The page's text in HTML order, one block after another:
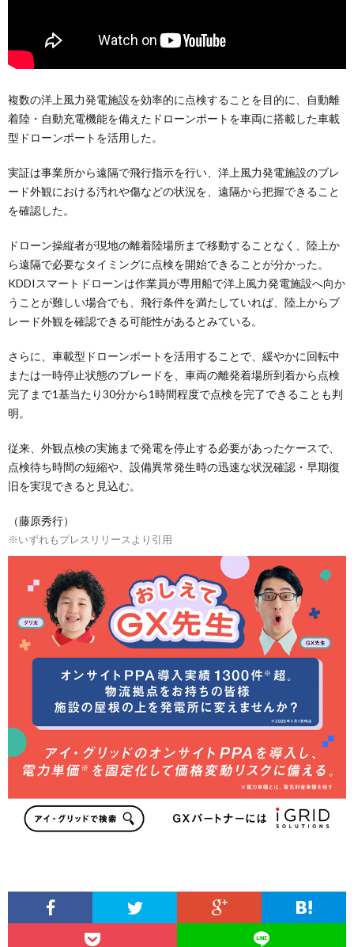
複数の洋上風力発電施設を効率的に点検することを目的に、自動離
着陸・自動充電機能を備えたドローンポートを車両に搭載した車載
型ドローンポートを活用した。
実証は事業所から遠隔で飛行指示を行い、洋上風力発電施設のブレ
ード外観における汚れや傷などの状況を、遠隔から把握できること
を確認した。
ドローン操縦者が現地の離着陸場所まで移動することなく、陸上か
ら遠隔で必要なタイミングに点検を開始できることが分かった。
KDDIスマートドローンは作業員が専用船で洋上風力発電施設へ向か
うことが難しい場合でも、飛行条件を満たしていれば、陸上からブ
レード外観を確認できる可能性があるとみている。
さらに、車載型ドローンポートを活用することで、緩やかに回転中
または一時停止状態のブレードを、車両の離発着場所到着から点検
完了まで1基当たり30分から1時間程度で点検を完了できることも判
明。
従来、外観点検の実施まで発電を停止する必要があったケースで、
点検待ち時間の短縮や、設備異常発生時の迅速な状況確認・早期復
旧を実現できると見込む。
（藤原秀行）
※いずれもプレスリリースより引用